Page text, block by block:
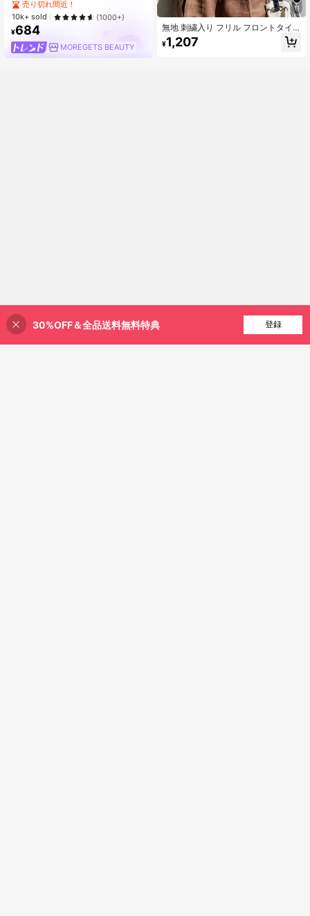
売り切れ間近！
10k+ sold
(1000+)
¥684
MOREGETS BEAUTY
11
無地 刺繍入り フリル フロントタイ
ボタン ランタンスリーブ ブラウス
バケーション 夏用 女性向け
¥1,207
25% 割引！ 買い物かごに追加
30%OFF＆全品送料無料特典 登録